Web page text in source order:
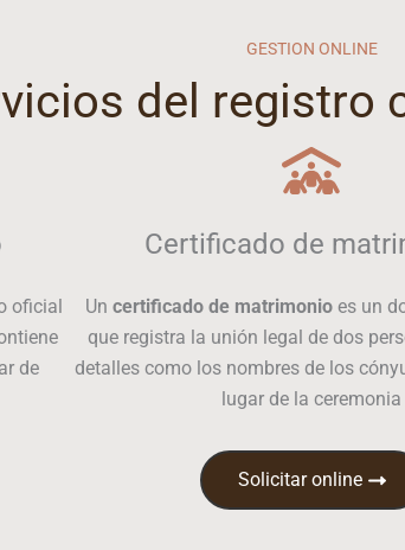
GESTION ONLINE
del registro
oficial
de
Certificado de
Un certificado de matrimonio es un
que registra la unión legal de dos
detalles como los nombres de los
lugar de la ceremonia
Solicitar online